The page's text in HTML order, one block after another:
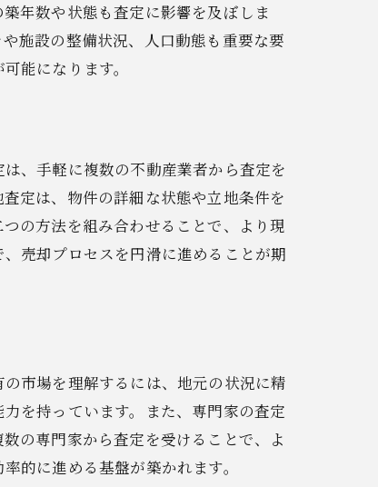
年数や状態も査定に影響を及ぼしま
施設の整備状況、人口動態も重要な要
能になります。
、手軽に複数の不動産業者から査定を
定は、物件の詳細な状態や立地条件を
の方法を組み合わせることで、より現
売却プロセスを円滑に進めることが期
市場を理解するには、地元の状況に精
を持っています。また、専門家の査定
の専門家から査定を受けることで、よ
的に進める基盤が築かれます。